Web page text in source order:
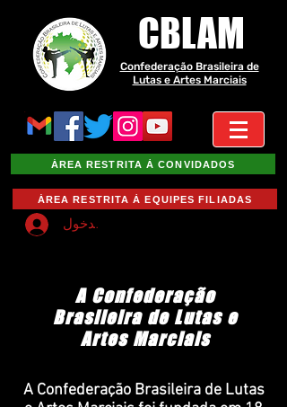
CBLAM
Confederação Brasileira de
Lutas e Artes Marciais
ÁREA RESTRITA À CONVIDADOS
ÁREA RESTRITA À EQUIPES FILIADAS
تسجيل الدخول
A Confederação
Brasileira de Lutas e
Artes Marciais
A Confederação Brasileira de Lutas